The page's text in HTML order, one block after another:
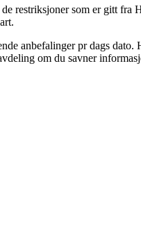
restriksjoner som er gitt fra
anbefalinger pr dags dato.
om du savner